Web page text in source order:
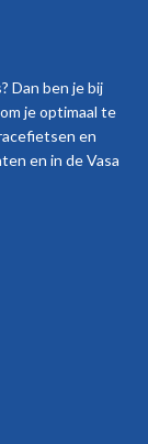
Dan ben je bij
je optimaal te
en
en in de Vasa